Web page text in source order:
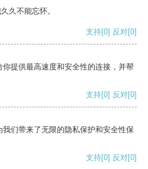
久不能忘怀。
支持[0] 反对[0]
提供最高速度和安全性的连接，并帮
支持[0] 反对[0]
们带来了无限的隐私保护和安全性保
支持[0] 反对[0]